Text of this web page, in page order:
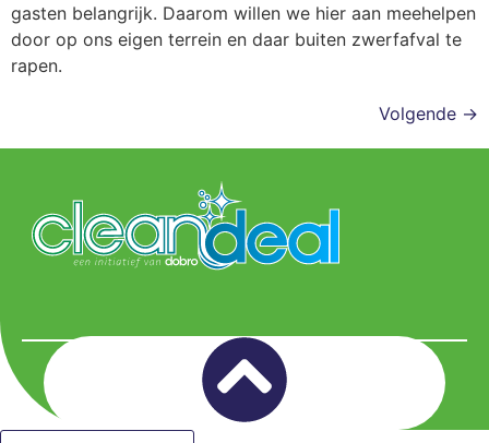
gasten belangrijk. Daarom willen we hier aan meehelpen
door op ons eigen terrein en daar buiten zwerfafval te
rapen.
Volgende →
© 2026 Clean Deal